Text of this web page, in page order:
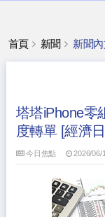
首頁 新聞 新聞
塔塔iPhone零
度轉單 [經濟
今日焦點 2026/06/